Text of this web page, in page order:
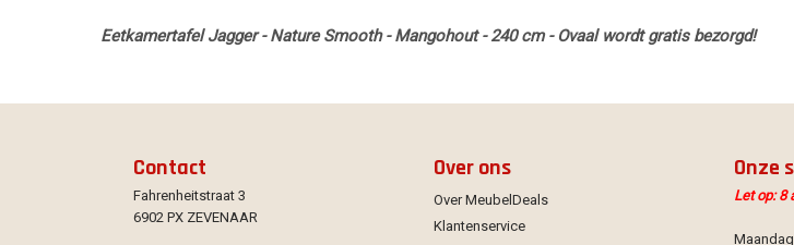
Eetkamertafel Jagger - Nature Smooth - Mangohout - 240 cm - Ovaal wordt gratis bezorgd!
Contact
Fahrenheitstraat 3
6902 PX ZEVENAAR
Over ons
Over MeubelDeals
Klantenservice
Onze
Let op: 8